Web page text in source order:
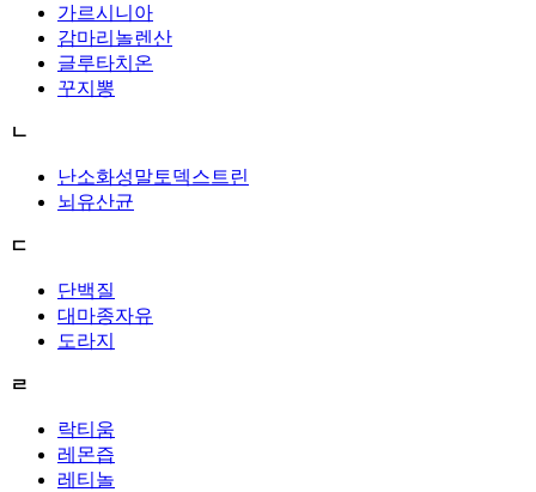
가르시니아
감마리놀렌산
글루타치온
꾸지뽕
ㄴ
난소화성말토덱스트린
뇌유산균
ㄷ
단백질
대마종자유
도라지
ㄹ
락티움
레몬즙
레티놀